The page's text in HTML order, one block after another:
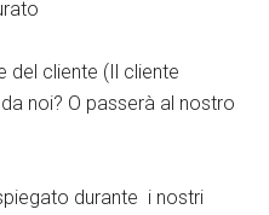
del cliente (Il cliente
noi? O passerà al nostro
durante i nostri